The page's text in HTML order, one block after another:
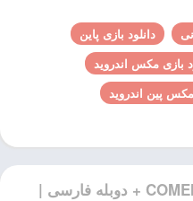
دانلود بازی پاین
بازی مکس اندروید
مکس پین اندروید
8 COMENTARIOS EN "MAX PAYNE + دوبله فارسی |